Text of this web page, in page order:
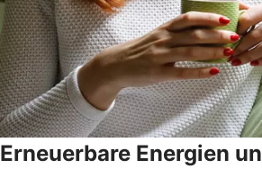
Erneuerbare Energien